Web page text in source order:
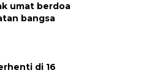
umat berdoa
bangsa
di 16